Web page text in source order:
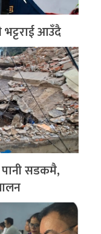
भट्टराई आउँदै
पानी सडकमै,